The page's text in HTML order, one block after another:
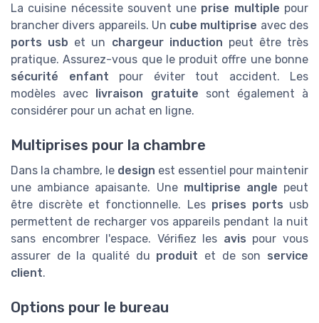
La cuisine nécessite souvent une prise multiple pour
brancher divers appareils. Un cube multiprise avec des
ports usb et un chargeur induction peut être très
pratique. Assurez-vous que le produit offre une bonne
sécurité enfant pour éviter tout accident. Les
modèles avec livraison gratuite sont également à
considérer pour un achat en ligne.
Multiprises pour la chambre
Dans la chambre, le design est essentiel pour maintenir
une ambiance apaisante. Une multiprise angle peut
être discrète et fonctionnelle. Les prises ports usb
permettent de recharger vos appareils pendant la nuit
sans encombrer l'espace. Vérifiez les avis pour vous
assurer de la qualité du produit et de son service
client.
Options pour le bureau